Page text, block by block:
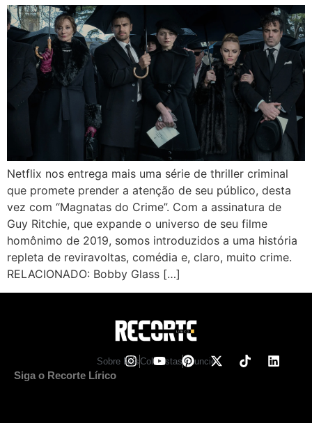
Netflix nos entrega mais uma série de thriller criminal
que promete prender a atenção de seu público, desta
vez com “Magnatas do Crime”. Com a assinatura de
Guy Ritchie, que expande o universo de seu filme
homônimo de 2019, somos introduzidos a uma história
repleta de reviravoltas, comédia e, claro, muito crime.
RELACIONADO: Bobby Glass […]
Sobre NosColunistasAnuncie
Siga o Recorte Lírico